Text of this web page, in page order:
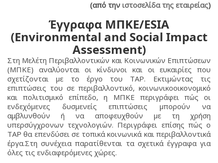
(από την ιστοσελίδα της εταιρείας)
Έγγραφα ΜΠΚΕ/ESIA
(Environmental and Social Impact
Assessment)
Στη Μελέτη Περιβαλλοντικών και Κοινωνικών Επιπτώσεων
(ΜΠΚΕ) αναλύονται οι κίνδυνοι και οι ευκαιρίες που
σχετίζονται με το έργο του TAP. Εκτιμώντας τις
επιπτώσεις του σε περιβαλλοντικό, κοινωνικοοικονομικό
και πολιτισμικό επίπεδο, η ΜΠΚΕ περιγράφει πώς οι
ενδεχόμενες δυσμενείς επιπτώσεις μπορούν να
αμβλυνθούν ή να αποφευχθούν με τη χρήση
υπερσύγχρονων τεχνολογιών. Περιγράφει επίσης πώς ο
TAP θα επενδύσει σε τοπικά κοινωνικά και περιβαλλοντικά
έργα.Στη συνέχεια παρατίθενται τα σχετικά έγγραφα για
όλες τις ενδιαφερόμενες χώρες.